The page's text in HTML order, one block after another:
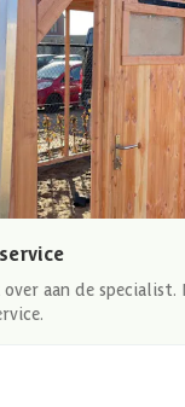
aan de specialist.